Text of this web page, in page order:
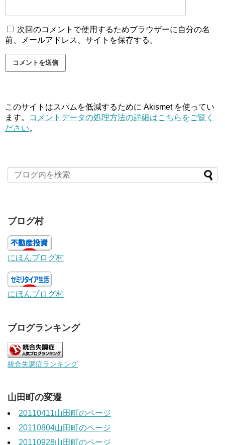
次回のコメントで使用するためブラウザーに自分の名
前、メールアドレス、サイトを保存する。
このサイトはスパムを低減するために Akismet を使ってい
ます。
コメントデータの処理方法の詳細はこちらをご覧く
ださい。
ブログ村
にほんブログ村
にほんブログ村
ブログランキング
統合失調症ランキング
山田町の変遷
20110411山田町のページ
20110804山田町のページ
20110928山田町のページ